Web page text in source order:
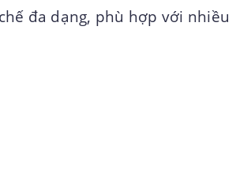
đa dạng, phù hợp với nhiều